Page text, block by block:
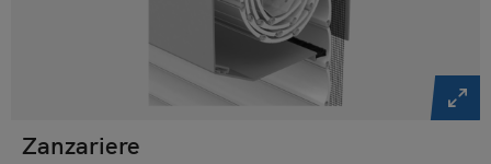
Zanzariere